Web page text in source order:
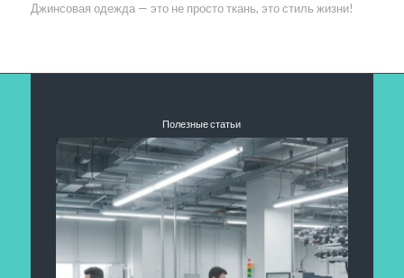
Джинсовая одежда — это не просто ткань, это стиль жизни!
Полезные статьи